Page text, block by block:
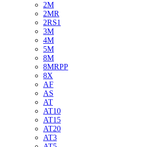
2M
2MR
2RS1
3M
4M
5M
8M
8MRPP
8X
AF
AS
AT
AT10
AT15
AT20
AT3